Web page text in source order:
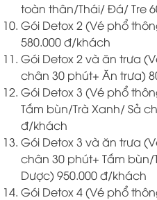
toàn thân/Thái/ Đá/ Tre
Gói Detox 2 (Vé phổ
580.000 đ/khách
Gói Detox 2 và ăn trưa
chân 30 phút+ Ăn trưa)
Gói Detox 3 (Vé phổ
Tắm bùn/Trà Xanh/ Sả
đ/khách
Gói Detox 3 và ăn trưa
chân 30 phút+ Tắm
Dược) 950.000 đ/khách
Gói Detox 4 (Vé phổ